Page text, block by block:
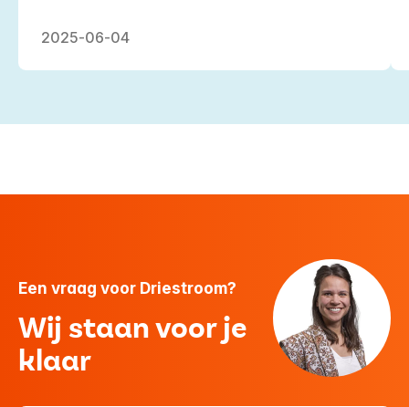
2025-06-04
Een vraag voor Driestroom?
Wij staan voor je
klaar